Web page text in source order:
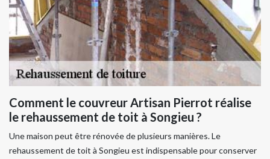
Comment le couvreur Artisan Pierrot réalise
le rehaussement de toit à Songieu ?
Une maison peut être rénovée de plusieurs manières. Le
rehaussement de toit à Songieu est indispensable pour conserver